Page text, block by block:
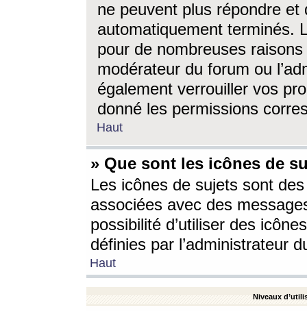
ne peuvent plus répondre
automatiquement terminés.
pour de nombreuses
modérateur du forum ou
également verrouiller vos
donné les permissions
Haut
» Que sont les icônes de
Les icônes de sujets sont
associées avec des
possibilité d’utiliser des
définies par l’administrateur
Haut
Niveaux